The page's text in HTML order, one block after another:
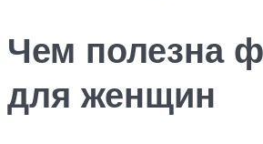
Чем полезна
для женщин